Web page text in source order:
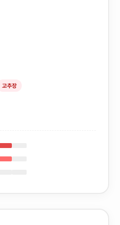
고추장